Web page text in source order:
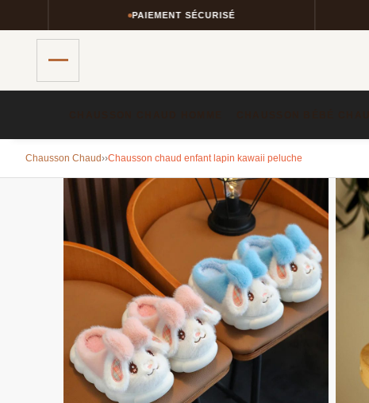
PAIEMENT SÉCURISÉ
Chausson Chaud››Chausson chaud enfant lapin kawaii peluche